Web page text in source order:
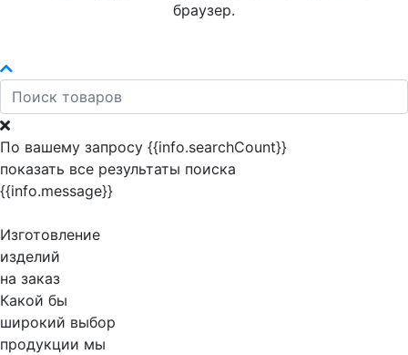
браузер.
По вашему запросу {{info.searchCount}}
показать все результаты поиска
{{info.message}}
Изготовление
изделий
на заказ
Какой бы
широкий выбор
продукции мы